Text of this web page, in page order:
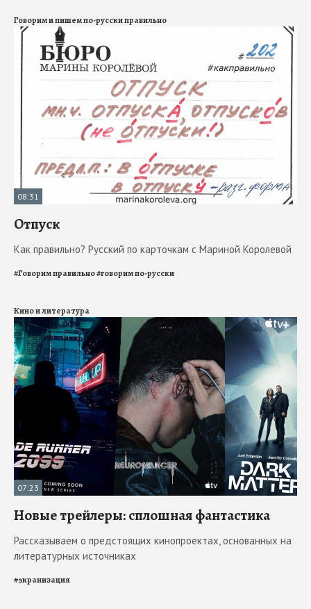
Говорим и пишем по-русски правильно
08:31
Отпуск
Как правильно? Русский по карточкам с Мариной Королевой
#Говорим правильно#говорим по-русски
Кино и литература
07:23
Новые трейлеры: сплошная фантастика
Рассказываем о предстоящих кинопроектах, основанных на
литературных источниках
#экранизация